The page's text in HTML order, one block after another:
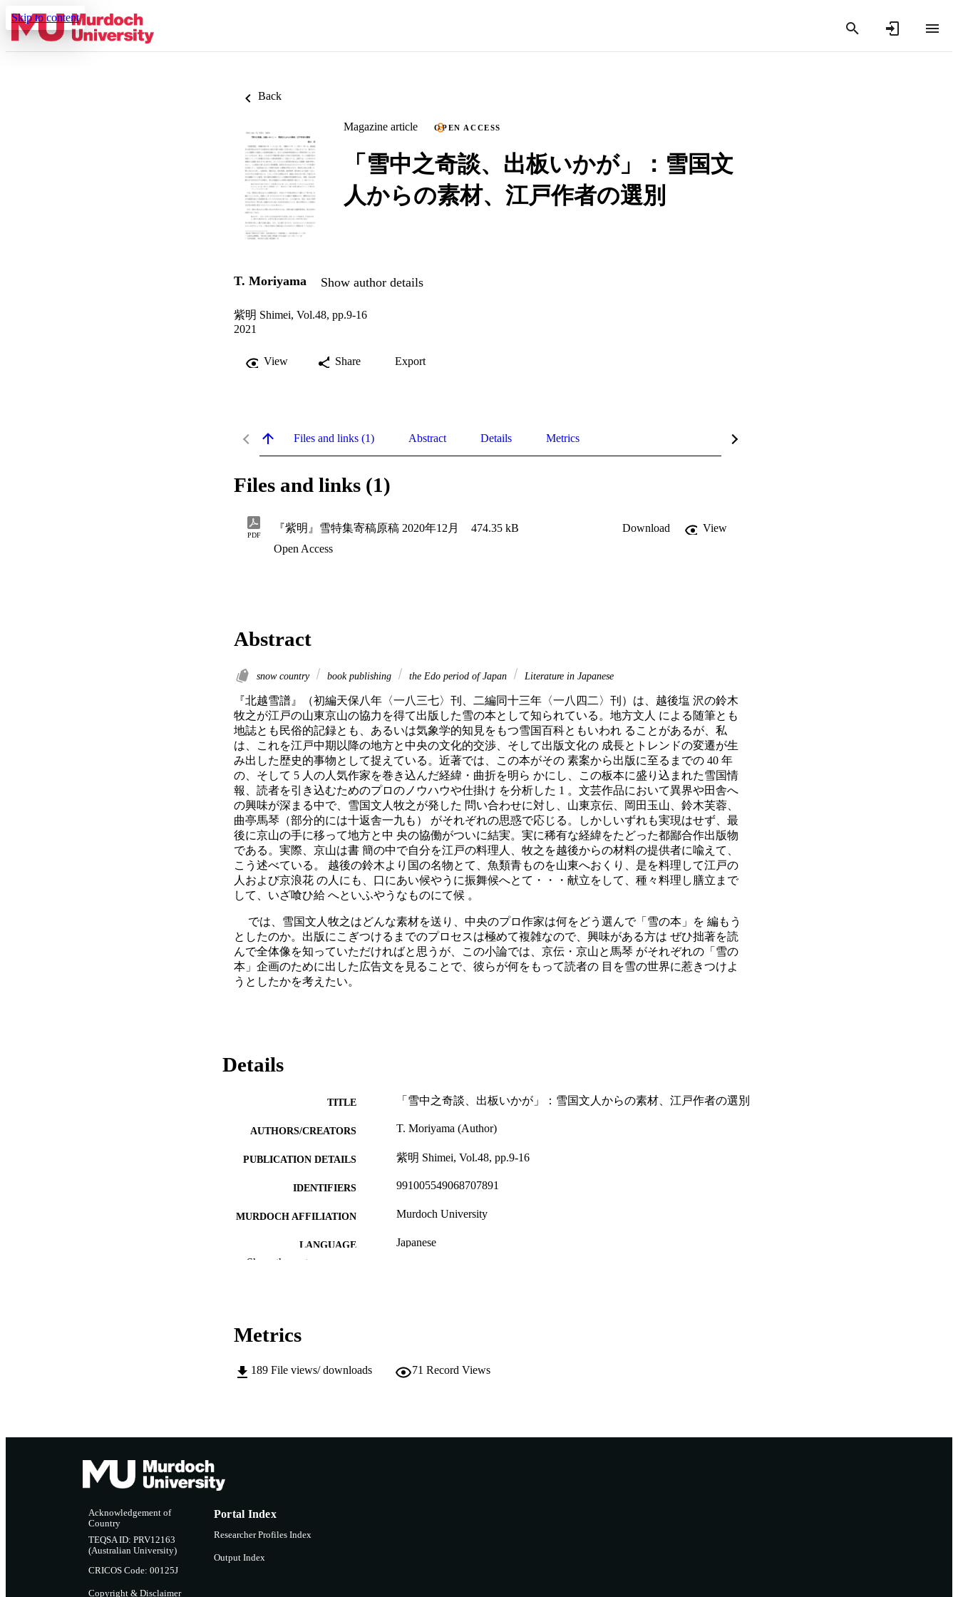
Skip to content
Back
Magazine article OPEN ACCESS
「雪中之奇談、出板いかが」：雪国文
人からの素材、江戸作者の選別
T. Moriyama Show author details
紫明 Shimei, Vol.48, pp.9-16
2021
View Share Export
Files and links (1) Abstract Details Metrics
Files and links (1)
PDF
『紫明』雪特集寄稿原稿 2020年12月 474.35 kB Download
View
Open Access
Abstract
snow country book publishing the Edo period of Japan Literature in Japanese
『北越雪譜』（初編天保八年〈一八三七〉刊、二編同十三年〈一八四二〉刊）は、越後塩 沢の鈴木
牧之が江戸の山東京山の協力を得て出版した雪の本として知られている。地方文人 による随筆とも
地誌とも民俗的記録とも、あるいは気象学的知見をもつ雪国百科ともいわれ ることがあるが、私
は、これを江戸中期以降の地方と中央の文化的交渉、そして出版文化の 成長とトレンドの変遷が生
み出した歴史的事物として捉えている。近著では、この本がその 素案から出版に至るまでの 40 年
の、そして 5 人の人気作家を巻き込んだ経緯・曲折を明ら かにし、この板本に盛り込まれた雪国情
報、読者を引き込むためのプロのノウハウや仕掛け を分析した 1 。文芸作品において異界や田舎へ
の興味が深まる中で、雪国文人牧之が発した 問い合わせに対し、山東京伝、岡田玉山、鈴木芙蓉、
曲亭馬琴（部分的には十返舎一九も） がそれぞれの思惑で応じる。しかしいずれも実現はせず、最
後に京山の手に移って地方と中 央の協働がついに結実。実に稀有な経緯をたどった都鄙合作出版物
である。実際、京山は書 簡の中で自分を江戸の料理人、牧之を越後からの材料の提供者に喩えて、
こう述べている。 越後の鈴木より国の名物とて、魚類青ものを山東へおくり、是を料理して江戸の
人および京浪花 の人にも、口にあい候やうに振舞候へとて・・・献立をして、種々料理し膳立まで
して、いざ喰ひ給 へといふやうなものにて候 。
では、雪国文人牧之はどんな素材を送り、中央のプロ作家は何をどう選んで「雪の本」を 編もう
としたのか。出版にこぎつけるまでのプロセスは極めて複雑なので、興味がある方は ぜひ拙著を読
んで全体像を知っていただければと思うが、この小論では、京伝・京山と馬琴 がそれぞれの「雪の
本」企画のために出した広告文を見ることで、彼らが何をもって読者の 目を雪の世界に惹きつけよ
うとしたかを考えたい。
Details
TITLE 「雪中之奇談、出板いかが」：雪国文人からの素材、江戸作者の選別
AUTHORS/CREATORS T. Moriyama (Author)
PUBLICATION DETAILS 紫明 Shimei, Vol.48, pp.9-16
IDENTIFIERS 991005549068707891
MURDOCH AFFILIATION Murdoch University
LANGUAGE Japanese
Show the rest
Metrics
189 File views/ downloads 71 Record Views
Acknowledgement of
Country
TEQSA ID: PRV12163
(Australian University)
CRICOS Code: 00125J
Copyright & Disclaimer
Portal Index
Researcher Profiles Index
Output Index